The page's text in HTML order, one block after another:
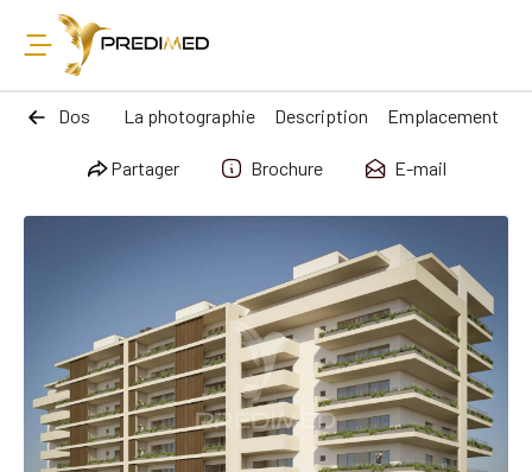
Dos La photographie Description Emplacement
Partager Brochure E-mail